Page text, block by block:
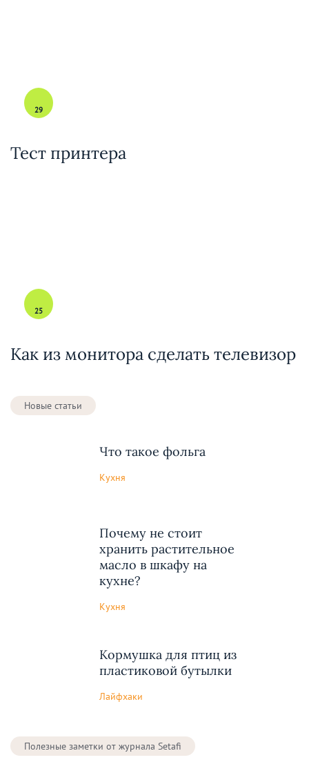
29
Тест принтера
25
Как из монитора сделать телевизор
Новые статьи
Что такое фольга
Кухня
Почему не стоит
хранить растительное
масло в шкафу на
кухне?
Кухня
Кормушка для птиц из
пластиковой бутылки
Лайфхаки
Полезные заметки от журнала Setafi